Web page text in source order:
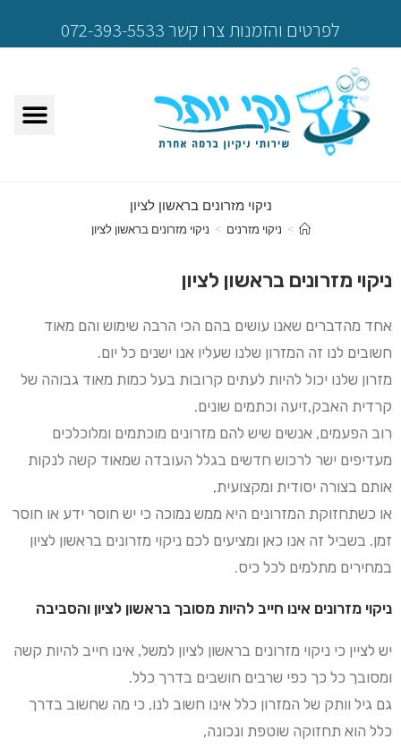
לפרטים והזמנות צרו קשר 072-393-5533
ניקוי מזרונים בראשון לציון
> ניקוי מזרנים > ניקוי מזרונים בראשון לציון
ניקוי מזרונים בראשון לציון
אחד מהדברים שאנו עושים בהם הכי הרבה שימוש והם מאוד
חשובים לנו זה המזרון שלנו שעליו אנו ישנים כל יום.
מזרון שלנו יכול להיות לעתים קרובות בעל כמות מאוד גבוהה של
קרדית האבק,זיעה וכתמים שונים.
רוב הפעמים, אנשים שיש להם מזרונים מוכתמים ומלוכלכים
מעדיפים ישר לרכוש חדשים בגלל העובדה שמאוד קשה לנקות
אותם בצורה יסודית ומקצועית,
או כשתחזוקת המזרונים היא ממש נמוכה כי יש חוסר ידע או חוסר
זמן. בשביל זה אנו כאן ומציעים לכם ניקוי מזרונים בראשון לציון
במחירים מתלמים לכל כיס.
ניקוי מזרונים אינו חייב להיות מסובך בראשון לציון והסביבה
יש לציין כי ניקוי מזרונים בראשון לציון למשל, אינו חייב להיות קשה
ומסובך כל כך כפי שרבים חושבים בדרך כלל.
גם גיל וותק של המזרון כלל אינו חשוב לנו, כי מה שחשוב בדרך
כלל הוא תחזוקה שוטפת ונכונה,